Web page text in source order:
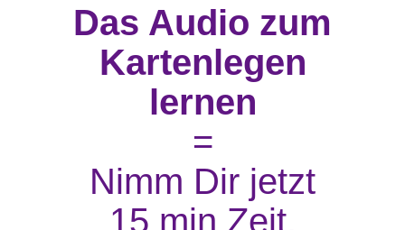
Das Audio zum
Kartenlegen
lernen
=
Nimm Dir jetzt
15 min Zeit,